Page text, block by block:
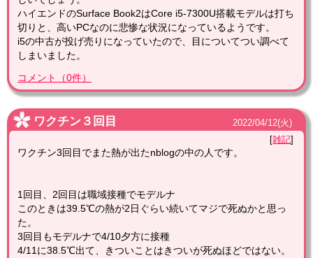
ハイエンドのSurface Book2はCore i5-7300U搭載モデルは打ち
切りと、高いPCなのに悲惨な状況になっているようです。
i5の中古が投げ売りになっていたので、目についてつい調べて
しまいました。
コメント
（0件）
2022/04/12(火)
ワクチン３回目
雑記
ワクチン3回目でまた熱が出たnblogの中の人です。
1回目、2回目は職域接種でモデルナ
このときは39.5℃の熱が2日ぐらい続いてマジで死ぬかと思っ
た。
3回目もモデルナで4/10夕方に接種
4/11に38.5℃出て、きついことはきついが死ぬほどではない。